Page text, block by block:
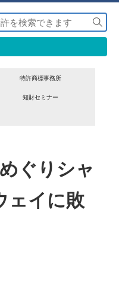
検
索
特許商標事務所
知財セミナー
ぐりシャ
ェイに敗